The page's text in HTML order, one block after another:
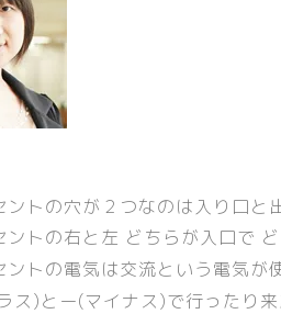
ントの穴が２つなのは入り口と
ントの右と左 どちらが入口で
ントの電気は交流という電気が
ス)とー(マイナス)で行ったり